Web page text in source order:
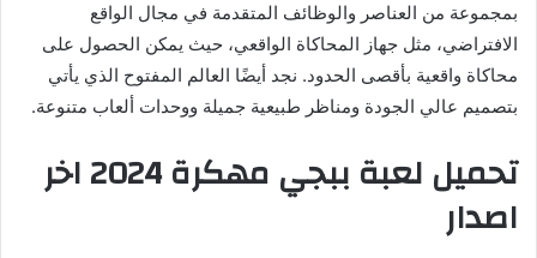
بمجموعة من العناصر والوظائف المتقدمة في مجال الواقع
الافتراضي، مثل جهاز المحاكاة الواقعي، حيث يمكن الحصول على
محاكاة واقعية بأقصى الحدود. نجد أيضًا العالم المفتوح الذي يأتي
بتصميم عالي الجودة ومناظر طبيعية جميلة ووحدات ألعاب متنوعة.
تحميل لعبة ببجي مهكرة 2024 اخر
اصدار